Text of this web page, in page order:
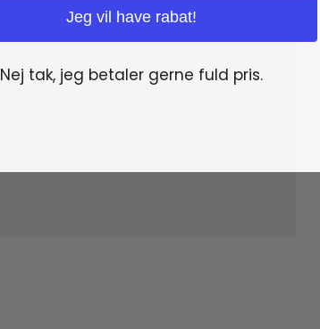
Jeg vil have rabat!
Nej tak, jeg betaler gerne fuld pris.